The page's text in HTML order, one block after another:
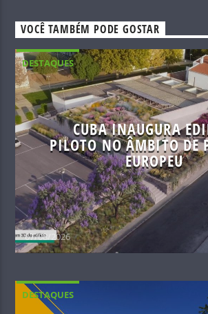
VOCÊ TAMBÉM PODE GOSTAR
DESTAQUES
CUBA INAUGURA
PILOTO NO ÂMBITO DE
EUROPEU
07/08/2026
DESTAQUES